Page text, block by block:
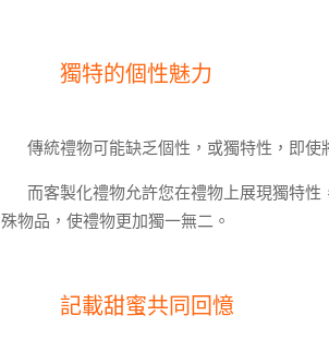
獨特的個性魅力
傳統禮物可能缺乏個性，或獨特性，即
而客製化禮物允許您在禮物上展現獨特
殊物品，使禮物更加獨一無二。
記載甜蜜共同回憶